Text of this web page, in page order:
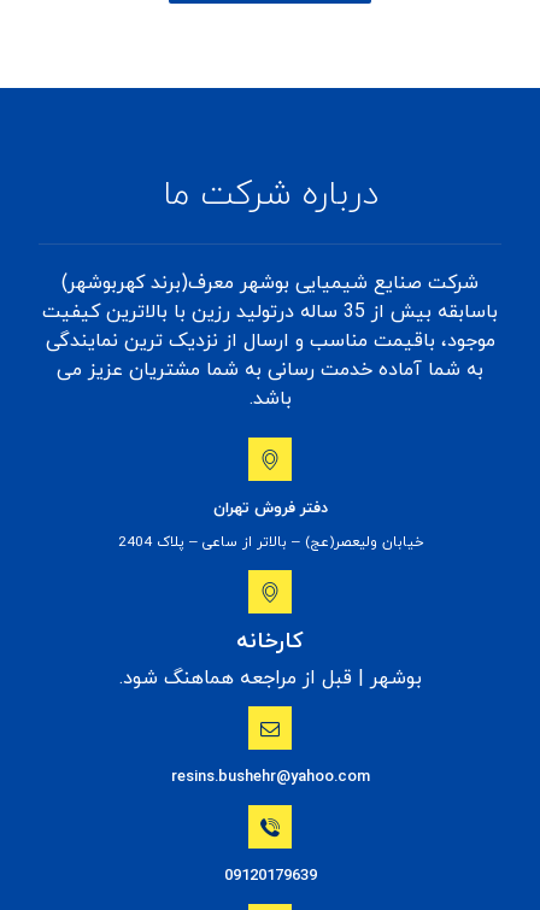
درباره شرکت ما
شرکت صنایع شیمیایی بوشهر معرف(برند کهربوشهر)
باسابقه بیش از 35 ساله درتولید رزین با بالاترین کیفیت
موجود، باقیمت مناسب و ارسال از نزدیک ترین نمایندگی
به شما آماده خدمت رسانی به شما مشتریان عزیز می
باشد.
دفتر فروش تهران
خیابان ولیعصر(عج) – بالاتر از ساعی – پلاک 2404
کارخانه
بوشهر | قبل از مراجعه هماهنگ شود.
resins.bushehr@yahoo.com
09120179639